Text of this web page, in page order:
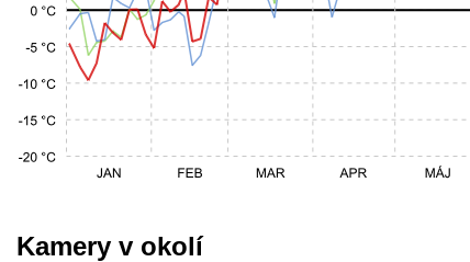
Kamery v okolí